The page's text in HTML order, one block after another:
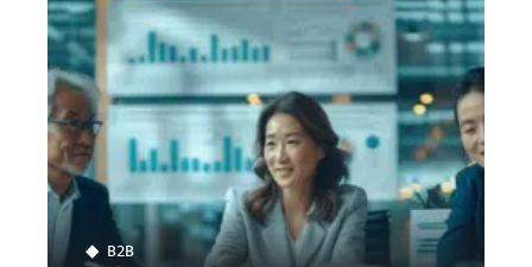
B2B